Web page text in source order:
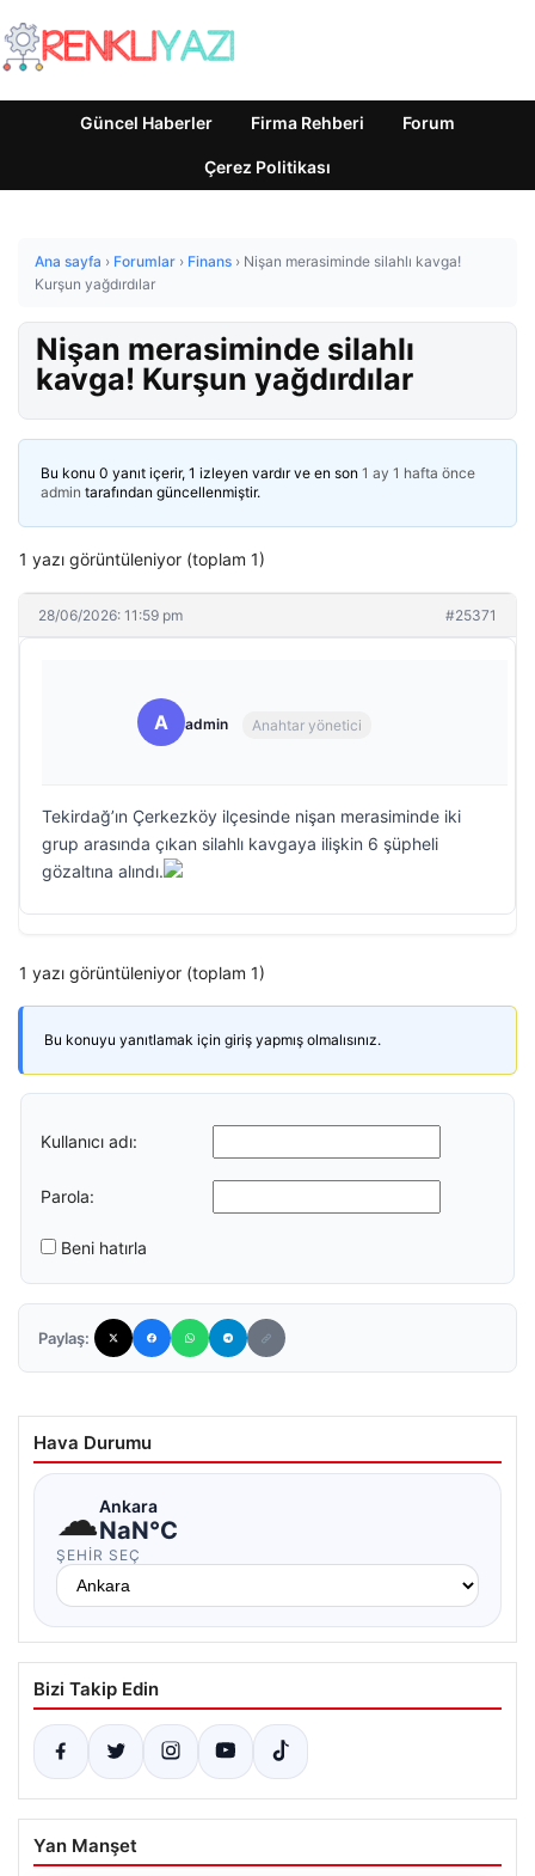
Güncel Haberler Firma Rehberi Forum
Çerez Politikası
Ana sayfa › Forumlar › Finans › Nişan merasiminde silahlı kavga!
Kurşun yağdırdılar
Nişan merasiminde silahlı
kavga! Kurşun yağdırdılar
Bu konu 0 yanıt içerir, 1 izleyen vardır ve en son 1 ay 1 hafta önce
admin tarafından güncellenmiştir.
1 yazı görüntüleniyor (toplam 1)
28/06/2026: 11:59 pm #25371
A admin Anahtar yönetici
Tekirdağ’ın Çerkezköy ilçesinde nişan merasiminde iki
grup arasında çıkan silahlı kavgaya ilişkin 6 şüpheli
gözaltına alındı.
1 yazı görüntüleniyor (toplam 1)
Bu konuyu yanıtlamak için giriş yapmış olmalısınız.
Kullanıcı adı:
Parola:
Beni hatırla
Paylaş:
Hava Durumu
☁Ankara
NaN°C
ŞEHIR SEÇ
Bizi Takip Edin
Yan Manşet